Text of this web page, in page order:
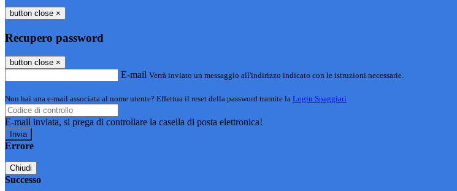
button close ×
Recupero password
button close ×
E-mail Verrà inviato un messaggio all'indirizzo indicato con le istruzioni necessarie.
Non hai una e-mail associata al nome utente? Effettua il reset della password tramite la Login Spaggiari
E-mail inviata, si prega di controllare la casella di posta elettronica!
Errore
Chiudi
Successo